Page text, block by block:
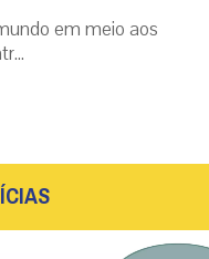
em meio aos